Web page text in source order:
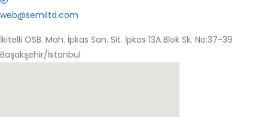
web@semiltd.com
İkitelli OSB. Mah. İpkas San. Sit. İpkas 13A Blok Sk. No:37-39
Başakşehir/İstanbul